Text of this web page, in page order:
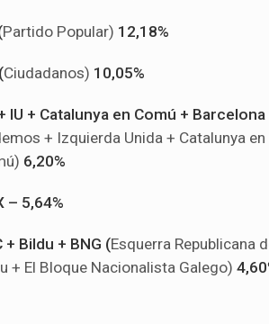
Partido Popular) 12,18%
Ciudadanos) 10,05%
IU + Catalunya en Comú +
+ Izquierda Unida + Catalunya
6,20%
– 5,64%
+ Bildu + BNG (Esquerra Republicana
+ El Bloque Nacionalista Galego)